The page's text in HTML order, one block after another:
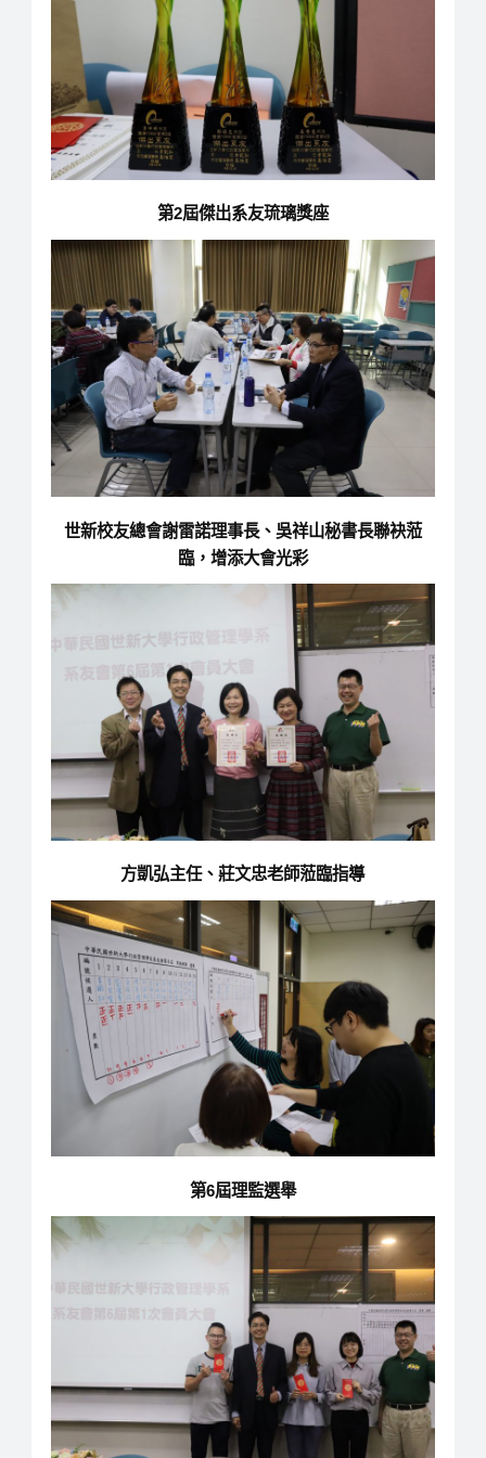
第2屆傑出系友琉璃獎座
世新校友總會謝雷諾理事長、吳祥山秘書長聯袂蒞
臨，增添大會光彩
方凱弘主任、莊文忠老師蒞臨指導
第6屆理監選舉